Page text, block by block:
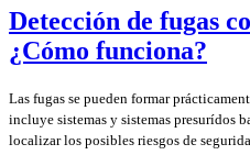
Detección de fugas
¿Cómo funciona?
Las fugas se pueden formar
incluye sistemas y sistemas presurídos
localizar los posibles riesgos de